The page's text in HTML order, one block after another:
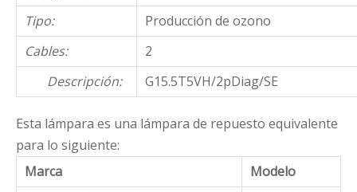
Tipo:
Producción de ozono
Cables:
2
Descripción:
G15.5T5VH/2pDiag/SE
Esta lámpara es una lámpara de repuesto equivalente
para lo siguiente:
Marca
Modelo